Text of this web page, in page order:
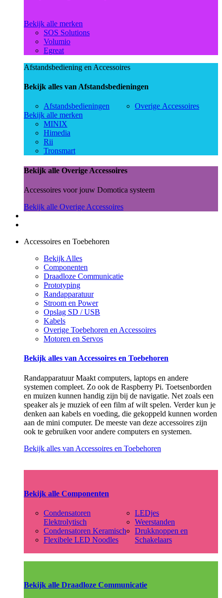
Bekijk alle merken
SOS Solutions
Volumio
Egreat
Afstandsbediening en Accessoires
Bekijk alles van Afstandsbedieningen
Afstandsbedieningen
Overige Accessoires
Bekijk alle merken
MINIX
Himedia
Rii
Tronsmart
Bekijk alle Overige Accessoires
Accessoires voor jouw Domotica systeem
Bekijk alle Overige Accessoires
Accessoires en Toebehoren
Bekijk Alles
Componenten
Draadloze Communicatie
Prototyping
Randapparatuur
Stroom en Power
Opslag SD / USB
Kabels
Overige Toebehoren en Accessoires
Motoren en Servos
Bekijk alles van Accessoires en Toebehoren
Randapparatuur Maakt computers, laptops en andere
systemen compleet. Zo ook de Raspberry Pi. Toetsenborden
en muizen kunnen handig zijn bij de navigatie. Net zoals een
speaker als je muziek of een film af wilt spelen. Verder kun je
denken aan kabels en voeding, die gekoppeld kunnen worden
aan de mini computer. De meeste van deze accessoires zijn
ook te gebruiken voor andere computers en systemen.
Bekijk alles van Accessoires en Toebehoren
Bekijk alle Componenten
Condensatoren
Elektrolytisch
Condensatoren Keramisch
Flexibele LED Noodles
LEDjes
Weerstanden
Drukknoppen en
Schakelaars
Bekijk alle Draadloze Communicatie